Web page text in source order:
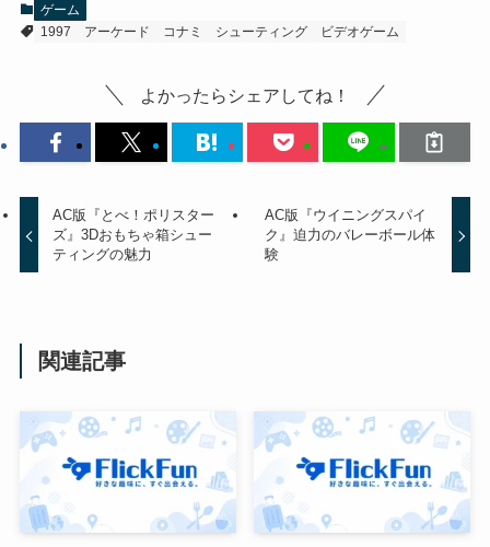
ゲーム
1997
アーケード コナミ シューティング ビデオゲーム
よかったらシェアしてね！
AC版『とべ！ポリスター
ズ』3Dおもちゃ箱シュー
ティングの魅力
AC版『ウイニングスパイ
ク』迫力のバレーボール体
験
関連記事